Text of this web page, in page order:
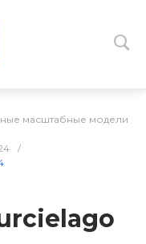
масштабные модели
/